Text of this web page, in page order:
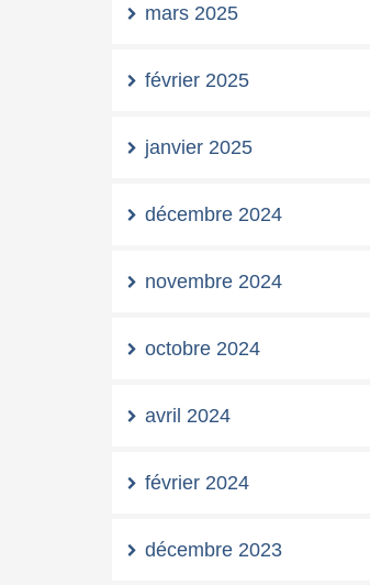
mars 2025
février 2025
janvier 2025
décembre 2024
novembre 2024
octobre 2024
avril 2024
février 2024
décembre 2023